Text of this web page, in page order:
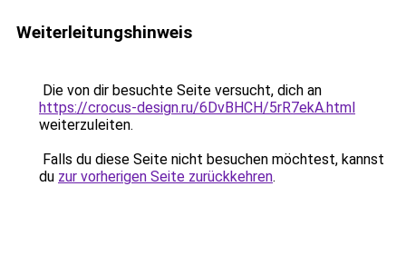
Weiterleitungshinweis
Die von dir besuchte Seite versucht, dich an
https://crocus-design.ru/6DvBHCH/5rR7ekA.html
weiterzuleiten.
Falls du diese Seite nicht besuchen möchtest, kannst
du zur vorherigen Seite zurückkehren.